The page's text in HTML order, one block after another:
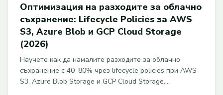
Оптимизация на разходите за облачно
съхранение: Lifecycle Policies за AWS
S3, Azure Blob и GCP Cloud Storage
(2026)
Научете как да намалите разходите за облачно
съхранение с 40–80% чрез lifecycle policies при AWS
S3, Azure Blob Storage и GCP Cloud Storage.